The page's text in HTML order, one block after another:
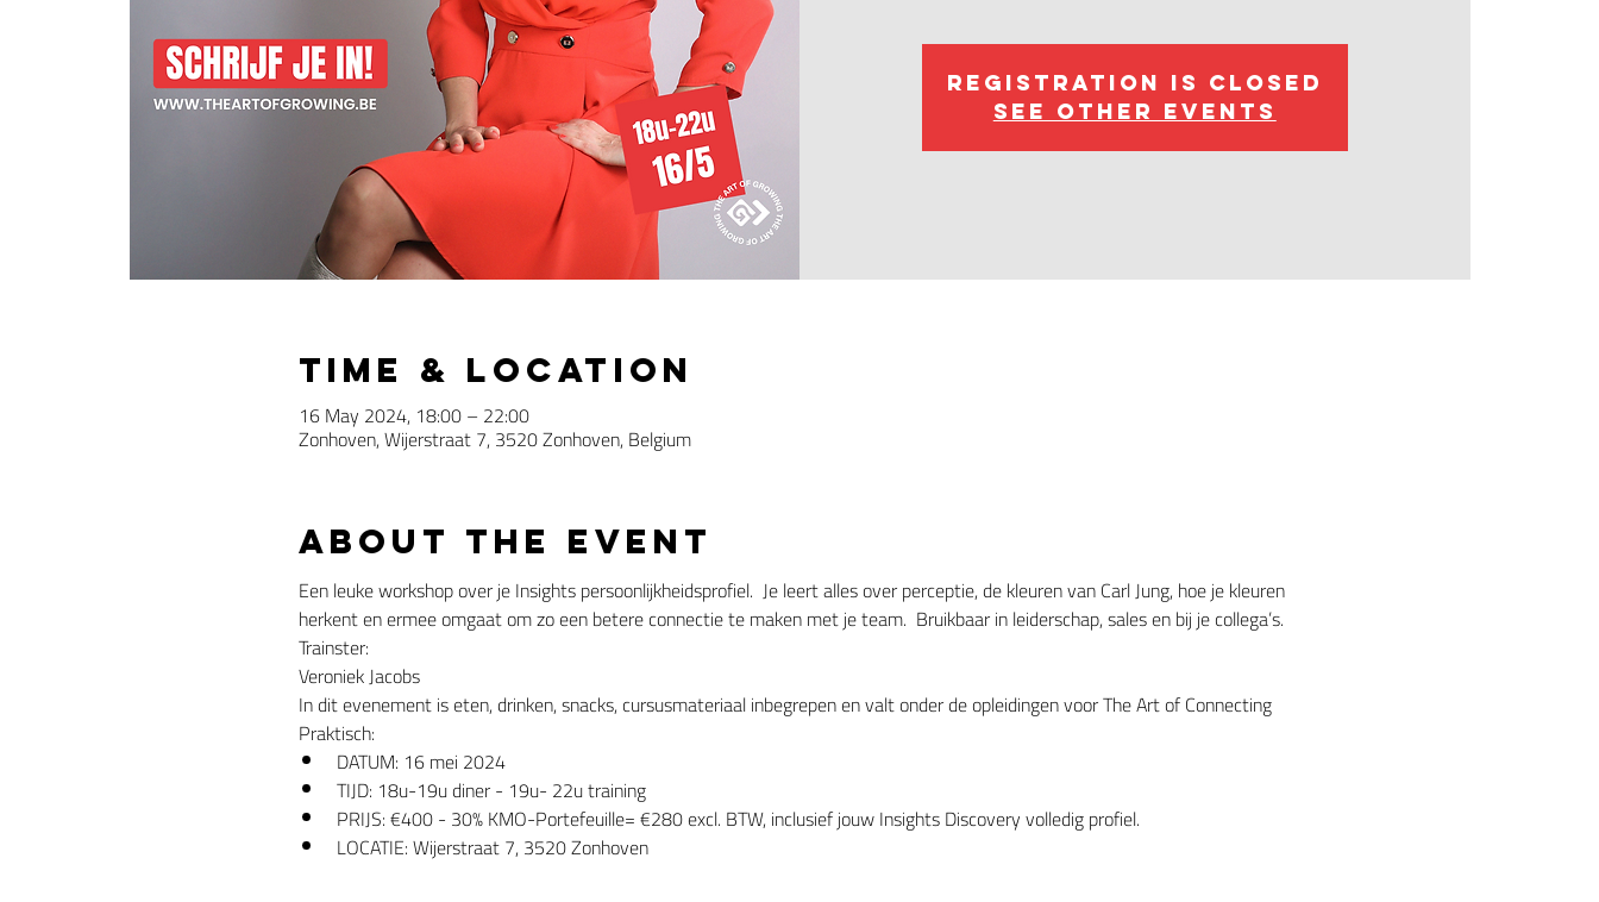
Registration is closed
See other events
Time & Location
16 May 2024, 18:00 – 22:00
Zonhoven, Wijerstraat 7, 3520 Zonhoven, Belgium
About the event
Een leuke workshop over je Insights persoonlijkheidsprofiel.  Je leert alles over perceptie, de kleuren van Carl Jung, hoe je kleuren
herkent en ermee omgaat om zo een betere connectie te maken met je team.  Bruikbaar in leiderschap, sales en bij je collega’s.
Trainster:
Veroniek Jacobs
In dit evenement is eten, drinken, snacks, cursusmateriaal inbegrepen en valt onder de opleidingen voor The Art of Connecting
Praktisch:
DATUM: 16 mei 2024
TIJD: 18u-19u diner - 19u- 22u training
PRIJS: €400 - 30% KMO-Portefeuille= €280 excl. BTW, inclusief jouw Insights Discovery volledig profiel.
LOCATIE: Wijerstraat 7, 3520 Zonhoven